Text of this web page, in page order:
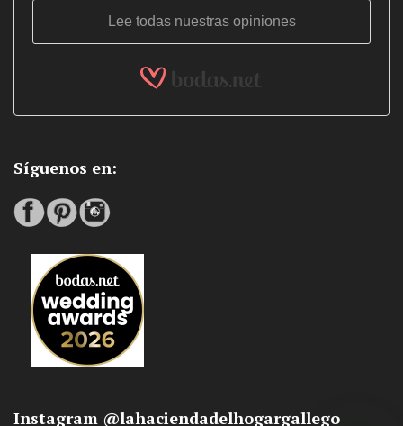
Lee todas nuestras opiniones
Síguenos en:
Instagram @lahaciendadelhogargallego